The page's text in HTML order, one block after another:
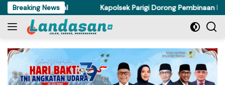
Langsung
ke
konten
Breaking News
Nasional Kapolsek Parigi Dorong Pembinaan Iman